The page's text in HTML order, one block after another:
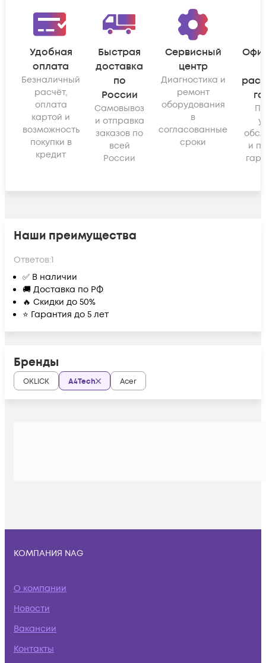
Удобная
оплата
Безналичный
расчёт,
оплата
картой и
возможность
покупки в
кредит
Быстрая
доставка
по
России
Самовывоз
и отправка
заказов по
всей
России
Сервисный
центр
Диагностика и
ремонт
оборудования
в
согласованные
сроки
и
Наши преимущества
Ответов:1
✅ В наличии
🚚 Доставка по РФ
🔥 Скидки до 50%
⭐ Гарантия до 5 лет
Бренды
OKLICK A4Tech Acer
КОМПАНИЯ NAG
О компании
Новости
Вакансии
Контакты